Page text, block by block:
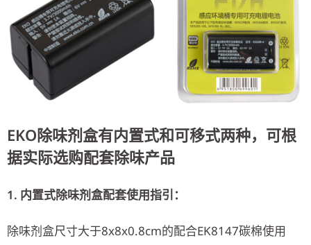
EKO除味剂盒有内置式和可移式两种，可根
据实际选购配套除味产品
1. 内置式除味剂盒配套使用指引：
除味剂盒尺寸大于8x8x0.8cm的配合EK8147碳棉使用